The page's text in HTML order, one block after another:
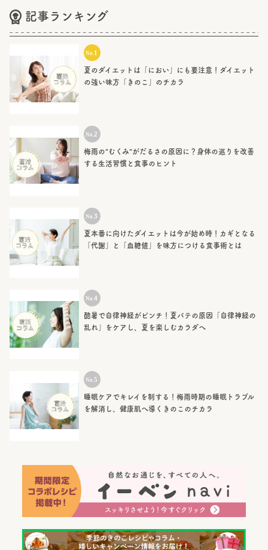
記事ランキング
夏のダイエットは「におい」にも要注意！ダイエット
の強い味方「きのこ」のチカラ
梅雨の“むくみ”がだるさの原因に？身体の巡りを改善
する生活習慣と食事のヒント
夏本番に向けたダイエットは今が始め時！カギとなる
「代謝」と「血糖値」を味方につける食事術とは
酷暑で自律神経がピンチ！夏バテの原因「自律神経の
乱れ」をケアし、夏を楽しむカラダへ
睡眠ケアでキレイを制する！梅雨時期の睡眠トラブル
を解消し、健康肌へ導くきのこのチカラ